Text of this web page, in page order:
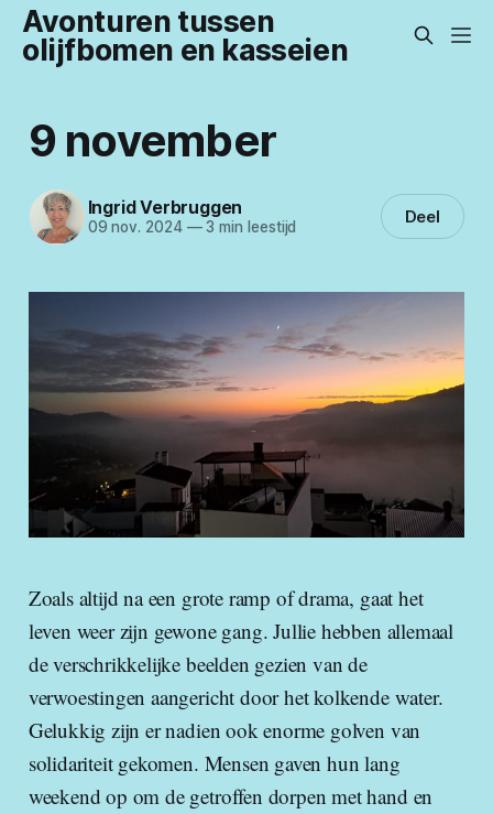
Avonturen tussen
olijfbomen en kasseien
9 november
Ingrid Verbruggen
09 nov. 2024 —3 min leestijd Deel
Zoals altijd na een grote ramp of drama, gaat het
leven weer zijn gewone gang. Jullie hebben allemaal
de verschrikkelijke beelden gezien van de
verwoestingen aangericht door het kolkende water.
Gelukkig zijn er nadien ook enorme golven van
solidariteit gekomen. Mensen gaven hun lang
weekend op om de getroffen dorpen met hand en